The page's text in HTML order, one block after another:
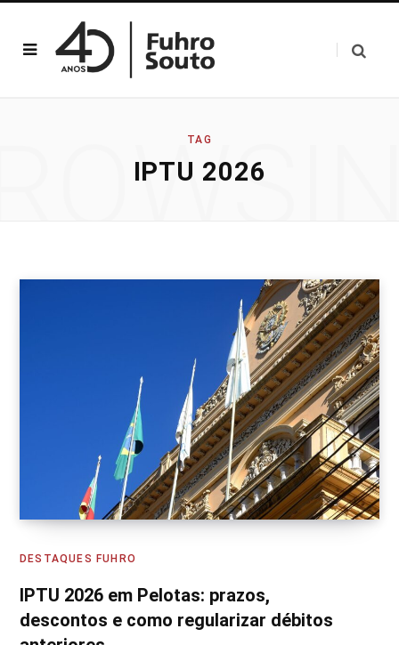
TAG
IPTU 2026
DESTAQUES FUHRO
IPTU 2026 em Pelotas: prazos,
descontos e como regularizar débitos